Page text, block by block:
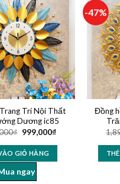
Trí Nội Thất
Dương ic85
₫ 999,000₫
GIỎ HÀNG
ngay
-47%
Đồng